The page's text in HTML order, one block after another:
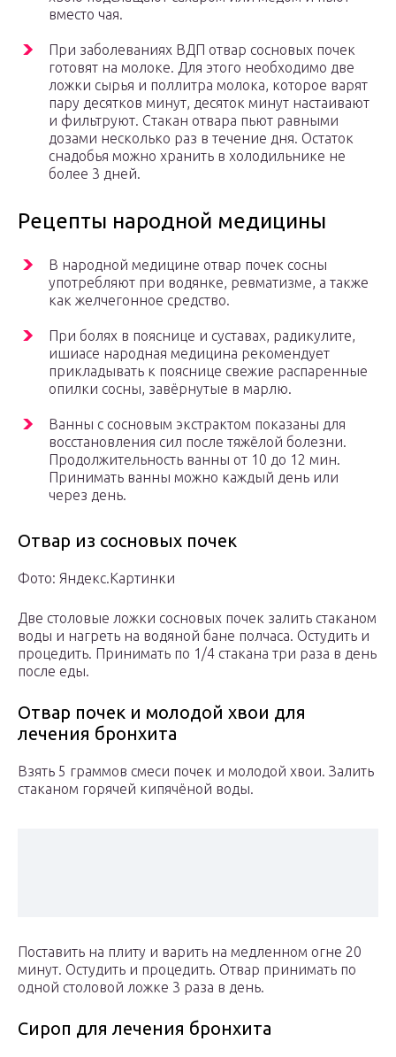
вместо чая.
При заболеваниях ВДП отвар сосновых почек
готовят на молоке. Для этого необходимо две
ложки сырья и поллитра молока, которое варят
пару десятков минут, десяток минут настаивают
и фильтруют. Стакан отвара пьют равными
дозами несколько раз в течение дня. Остаток
снадобья можно хранить в холодильнике не
более 3 дней.
Рецепты народной медицины
В народной медицине отвар почек сосны
употребляют при водянке, ревматизме, а также
как желчегонное средство.
При болях в пояснице и суставах, радикулите,
ишиасе народная медицина рекомендует
прикладывать к пояснице свежие распаренные
опилки сосны, завёрнутые в марлю.
Ванны с сосновым экстрактом показаны для
восстановления сил после тяжёлой болезни.
Продолжительность ванны от 10 до 12 мин.
Принимать ванны можно каждый день или
через день.
Отвар из сосновых почек
Фото: Яндекс.Картинки
Две столовые ложки сосновых почек залить стаканом
воды и нагреть на водяной бане полчаса. Остудить и
процедить. Принимать по 1/4 стакана три раза в день
после еды.
Отвар почек и молодой хвои для
лечения бронхита
Взять 5 граммов смеси почек и молодой хвои. Залить
стаканом горячей кипячёной воды.
Поставить на плиту и варить на медленном огне 20
минут. Остудить и процедить. Отвар принимать по
одной столовой ложке 3 раза в день.
Сироп для лечения бронхита